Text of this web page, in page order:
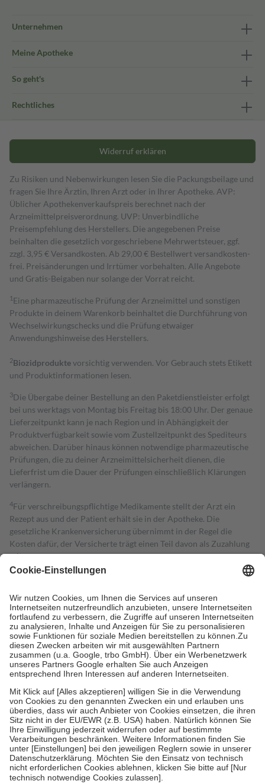
Unternehmen
Meine Apotheke
So geht's
Rechtliches
Widerruf erklären
Zu Risiken und Nebenwirkungen lesen Sie die Packungsbeilage und
fragen Sie Ihre Ärztin, Ihren Arzt oder in Ihrer Apotheke. AVP:
Üblicher Apothekenverkaufspreis berechnet nach der
Arzneimittelpreisverordnung. UVP: Unverbindliche
Preisempfehlung des Herstellers. Die angegebenen Preise
beinhalten die gesetzlich vorgeschriebene Mehrwertsteuer, ggf.
zzgl. 3,95 € Versandkosten. Ab 29,00 € Bestell­wert versand­kosten­
frei. Preisänderungen und Irrtümer vorbehalten. Alle Angebote
und Gratis-Beigaben nur solange der Vorrat reicht.
1 Eine pharmazeutische Prüfung der Arzneimittel und sonstigen
Produkte in deinem Warenkorb beinhaltet die Durchführung von
Wechselwirkungschecks und die Prüfung etwaiger
Anwendungshinweise des Herstellers.
2Biozidproduktevorsichtig verwenden. Vor Gebrauch stets Etikett
und Produktinformationen lesen.
3Die Übergabe deiner Bestellung an den Paketdienstleister erfolgt
bei uns werktags von Montag bis Freitag bis 18:00 Uhr. Der genaue
Lieferzeitpunkt kann je nach Region und in Abhängigkeit der
Produktverfügbarkeit sowie vom Zustellzeitpunkt des Spediteurs
abweichen. Darüber hinaus können notwendige pharmazeutische
Prüfungen, die zu deiner Arzneimittelsicherheit dienen, die
Lieferfrist um die Dauer der Prüfungen einschließlich Klärungen
verlängern.
4Für verschreibungspflichtige Medikamente stellt der Arzt ein
Rezept aus und der Patient erhält sie in der Apotheke. Die
gesetzliche Krankenversicherung übernimmt in der Regel die
Kosten dafür, der Versicherte trägt einen Teil davon als Zuzahlung
mit.
Grundsätzlich leisten Mitglieder Zuzahlungen in Höhe von zehn
höchstens zehn Euro.
Es sind jedoch nie mehr als die tatsächlichen
Kosten der Leistung zu entrichten.
Diese Regeln gelten grundsätzlich auch für Online-Apotheken.
Bei Heilmitteln und häuslicher Krankenpflege beträgt die
Zuzahlung zehn Prozent der Kosten sowie zehn Euro je
Verordnung.
Um das Engagement der Versicherten für ihre eigene Gesundheit zu
stärken und die besondere Stellung der Familie zu unterstützen,
fallenkeine Zuzahlungenan bei:
• Kindern und Jugendlichen bis zum vollendeten 18. Lebensjahr
mit Ausnahme der Fahrkosten
• Untersuchungen zur Vorsorge und Früherkennung, die von der
GKV getragen werden
• empfohlenen Schutzimpfungen
• Harn- und Blutteststreifen